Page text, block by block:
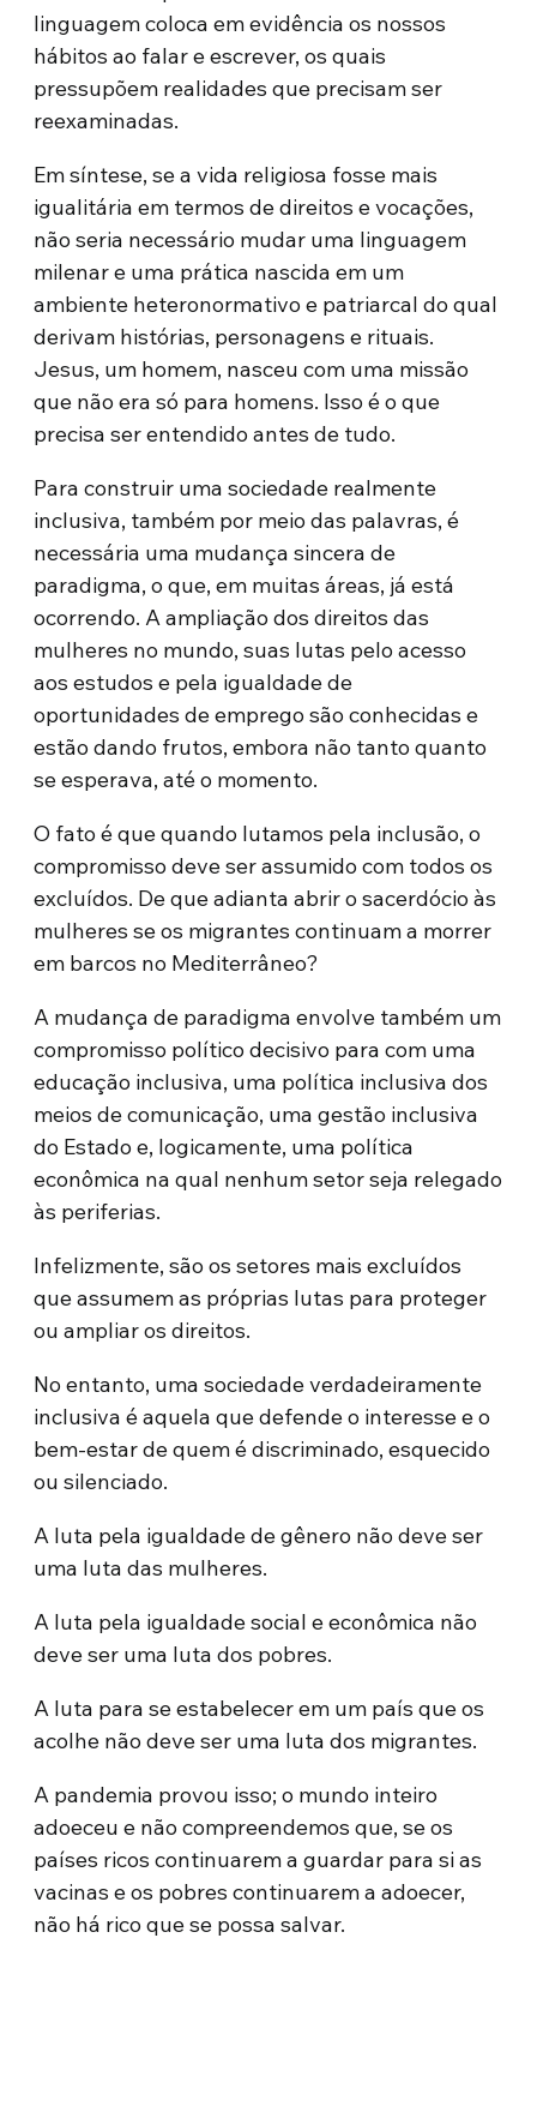
linguagem coloca em evidência os nossos
hábitos ao falar e escrever, os quais
pressupõem realidades que precisam ser
reexaminadas.
Em síntese, se a vida religiosa fosse mais
igualitária em termos de direitos e vocações,
não seria necessário mudar uma linguagem
milenar e uma prática nascida em um
ambiente heteronormativo e patriarcal do qual
derivam histórias, personagens e rituais.
Jesus, um homem, nasceu com uma missão
que não era só para homens. Isso é o que
precisa ser entendido antes de tudo.
Para construir uma sociedade realmente
inclusiva, também por meio das palavras, é
necessária uma mudança sincera de
paradigma, o que, em muitas áreas, já está
ocorrendo. A ampliação dos direitos das
mulheres no mundo, suas lutas pelo acesso
aos estudos e pela igualdade de
oportunidades de emprego são conhecidas e
estão dando frutos, embora não tanto quanto
se esperava, até o momento.
O fato é que quando lutamos pela inclusão, o
compromisso deve ser assumido com todos os
excluídos. De que adianta abrir o sacerdócio às
mulheres se os migrantes continuam a morrer
em barcos no Mediterrâneo?
A mudança de paradigma envolve também um
compromisso político decisivo para com uma
educação inclusiva, uma política inclusiva dos
meios de comunicação, uma gestão inclusiva
do Estado e, logicamente, uma política
econômica na qual nenhum setor seja relegado
às periferias.
Infelizmente, são os setores mais excluídos
que assumem as próprias lutas para proteger
ou ampliar os direitos.
No entanto, uma sociedade verdadeiramente
inclusiva é aquela que defende o interesse e o
bem-estar de quem é discriminado, esquecido
ou silenciado.
A luta pela igualdade de gênero não deve ser
uma luta das mulheres.
A luta pela igualdade social e econômica não
deve ser uma luta dos pobres.
A luta para se estabelecer em um país que os
acolhe não deve ser uma luta dos migrantes.
A pandemia provou isso; o mundo inteiro
adoeceu e não compreendemos que, se os
países ricos continuarem a guardar para si as
vacinas e os pobres continuarem a adoecer,
não há rico que se possa salvar.